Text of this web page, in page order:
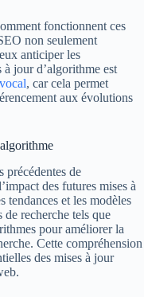
fonctionnent ces
non seulement
anticiper les
jour d’algorithme est
, car cela permet
aux évolutions
précédentes de
des futures mises à
tendances et les modèles
de recherche tels que
pour améliorer la
Cette compréhension
des mises à jour